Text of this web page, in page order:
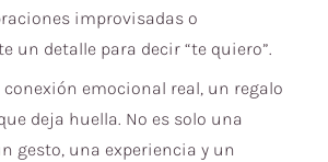
improvisadas o
un detalle para decir “te quiero”.
conexión emocional real, un regalo
deja huella. No es solo una
gesto, una experiencia y un